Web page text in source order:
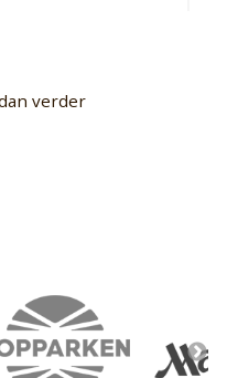
verder